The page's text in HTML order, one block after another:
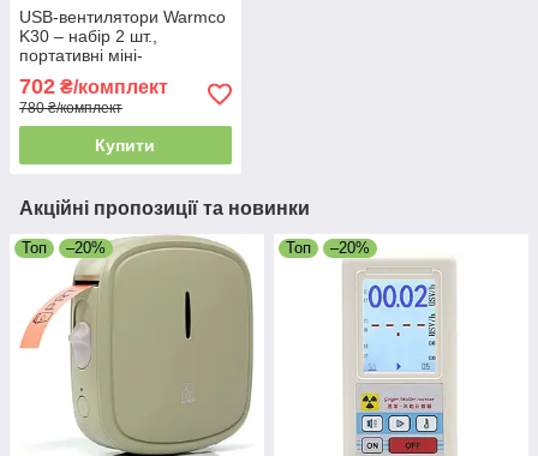
USB-вентилятори Warmco
K30 – набір 2 шт.,
портативні міні-
для дому та офісу
702 ₴/комплект
780 ₴/комплект
Купити
Акційні пропозиції та новинки
Топ –20% Топ –20%